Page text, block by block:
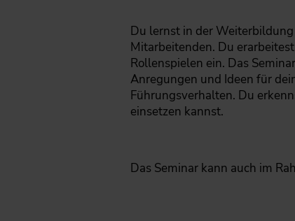
Du lernst in der
Mitarbeitenden. Du
Rollenspielen ein. Das
Anregungen und Ideen für
Führungsverhalten. Du
einsetzen kannst.
Das Seminar kann auch im